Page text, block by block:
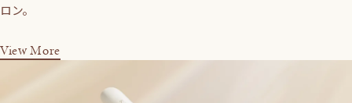
ロン。
View More